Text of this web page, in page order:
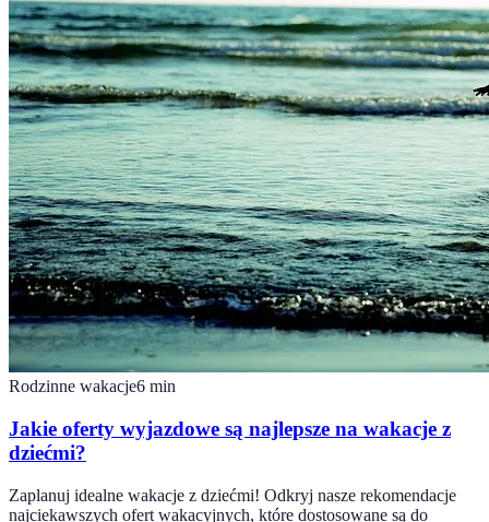
Rodzinne wakacje6 min
Jakie oferty wyjazdowe są najlepsze na wakacje z
dziećmi?
Zaplanuj idealne wakacje z dziećmi! Odkryj nasze rekomendacje
najciekawszych ofert wakacyjnych, które dostosowane są do